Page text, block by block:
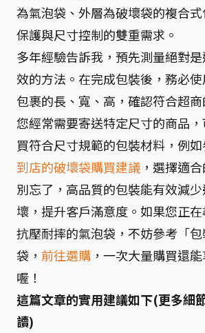
為氣泡袋、外層為破壞袋的複合
保護與尺寸控制的雙重需求。
多年經驗告訴我，預先測量絕對
效的方法。在完成包裝後，務必
包裹的長、寬、高，確認符合超
您經常需要寄送特定尺寸的商品
買符合尺寸規範的包裝材料，例
到店的破壞袋購買建議 ，選擇適
別忘了，高品質的包裝能有效減
壞，提升客戶滿意度。如果您正在
抗壓耐摔的氣泡袋，不妨參考「
袋， 前往選購 ，一次大量購買還
喔！
這篇文章的實用建議如下(更多細
讀)